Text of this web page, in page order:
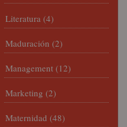
Literatura (4)
Maduración (2)
Management (12)
Marketing (2)
Maternidad (48)